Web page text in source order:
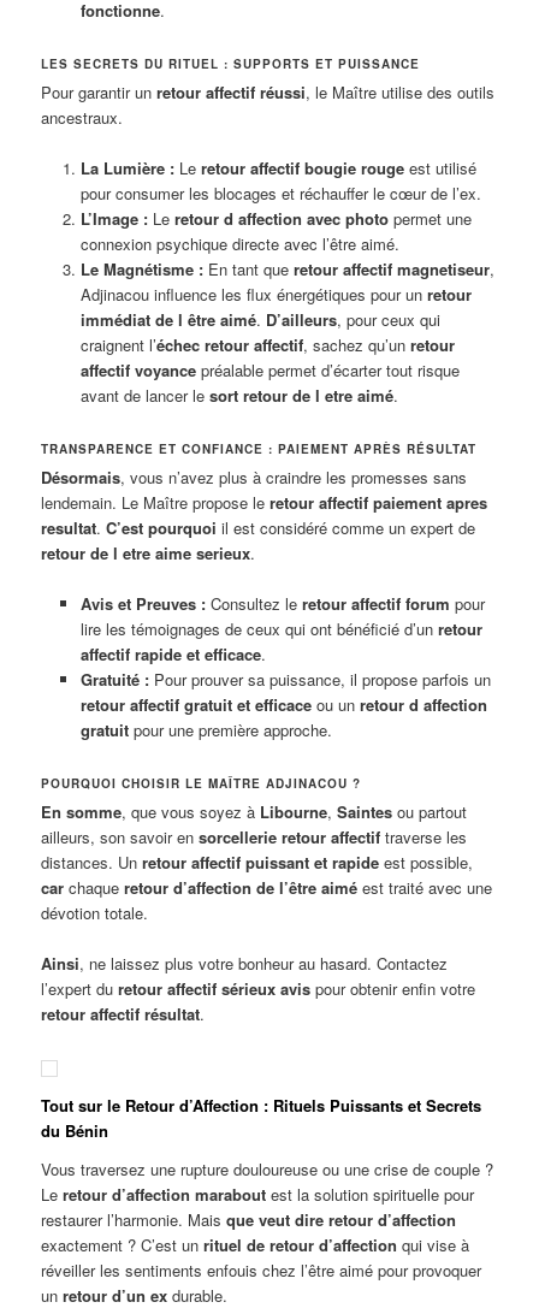
fonctionne.
LES SECRETS DU RITUEL : SUPPORTS ET PUISSANCE
Pour garantir unretour affectif réussi, le Maître utilise des outils
ancestraux.
La Lumière :Le retour affectif bougie rougeest utilisé
pour consumer les blocages et réchauffer le cœur de l’ex.
L’Image :Le retour d affection avec photopermet une
connexion psychique directe avec l’être aimé.
Le Magnétisme :En tant que retour affectif magnetiseur,
Adjinacou influence les flux énergétiques pour un retour
immédiat de l être aimé. D’ailleurs, pour ceux qui
craignent l’échec retour affectif, sachez qu’un retour
affectif voyancepréalable permet d’écarter tout risque
avant de lancer le sort retour de l etre aimé.
TRANSPARENCE ET CONFIANCE : PAIEMENT APRÈS RÉSULTAT
Désormais, vous n’avez plus à craindre les promesses sans
lendemain. Le Maître propose leretour affectif paiement apres
resultat.C’est pourquoi il est considéré comme un expert de
retour de l etre aime serieux.
Avis et Preuves :Consultez le retour affectif forum pour
lire les témoignages de ceux qui ont bénéficié d’un retour
affectif rapide et efficace.
Gratuité :Pour prouver sa puissance, il propose parfois un
retour affectif gratuit et efficaceou un retour d affection
gratuitpour une première approche.
POURQUOI CHOISIR LE MAÎTRE ADJINACOU ?
En somme, que vous soyez à Libourne,Saintes ou partout
ailleurs, son savoir ensorcellerie retour affectif traverse les
distances. Unretour affectif puissant et rapide est possible,
car chaqueretour d’affection de l’être aimé est traité avec une
dévotion totale.
Ainsi, ne laissez plus votre bonheur au hasard. Contactez
l’expert duretour affectif sérieux avis pour obtenir enfin votre
retour affectif résultat.
Tout sur le Retour d’Affection : Rituels Puissants et Secrets
du Bénin
Vous traversez une rupture douloureuse ou une crise de couple ?
Leretour d’affection marabout est la solution spirituelle pour
restaurer l’harmonie. Maisque veut dire retour d’affection
exactement ? C’est unrituel de retour d’affection qui vise à
réveiller les sentiments enfouis chez l’être aimé pour provoquer
unretour d’un ex durable.